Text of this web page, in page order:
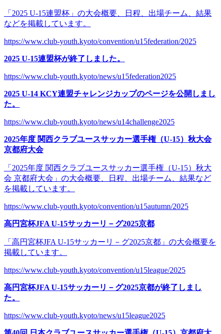
「2025 U-15連盟杯」の大会概要、日程、出場チーム、結果
などを掲載しています。
https://www.club-youth.kyoto/convention/u15federation/2025
2025 U-15連盟杯が終了しました。
https://www.club-youth.kyoto/news/u15federation2025
2025 U-14 KCY連盟チャレンジカップのページを公開しまし
た。
https://www.club-youth.kyoto/news/u14challenge2025
2025年度 関西クラブユースサッカー選手権（U-15）秋大会
京都府大会
「2025年度 関西クラブユースサッカー選手権（U-15）秋大
会 京都府大会」の大会概要、日程、出場チーム、結果など
を掲載しています。
https://www.club-youth.kyoto/convention/u15autumn/2025
高円宮杯JFA U-15サッカーリ－グ2025京都
「高円宮杯JFA U-15サッカーリ－グ2025京都」の大会概要を
掲載しています。
https://www.club-youth.kyoto/convention/u15league/2025
高円宮杯JFA U-15サッカーリ－グ2025京都が終了しまし
た。
https://www.club-youth.kyoto/news/u15league2025